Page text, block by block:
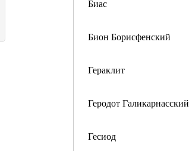
Биас
Бион Борисфенский
Гераклит
Геродот Галикарнасский
Гесиод